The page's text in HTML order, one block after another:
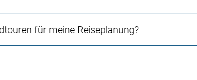
für meine Reiseplanung?